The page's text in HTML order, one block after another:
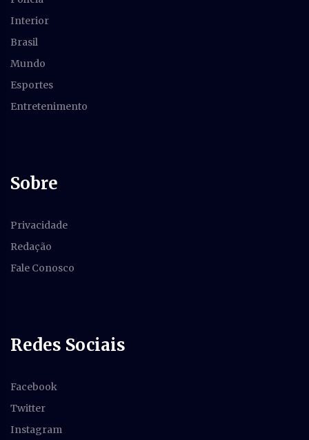
Interior
Brasil
Mundo
Esportes
Entretenimento
Sobre
Privacidade
Redação
Fale Conosco
Redes Sociais
Facebook
Twitter
Instagram